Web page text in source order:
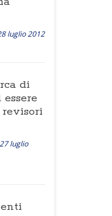
luglio 2012
di
luglio